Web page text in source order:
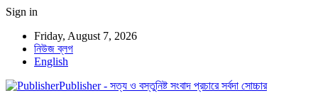
Sign in
Friday, August 7, 2026
নিউজ ব্লগ
English
Publisher - সত্য ও বস্তুনিষ্ট সংবাদ প্রচারে সর্বদা সোচ্চার